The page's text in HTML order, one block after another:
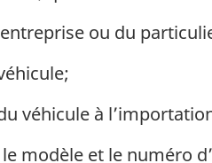
ou du
véhicule à
modèle et le numéro